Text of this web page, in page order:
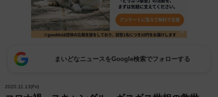
まいどなニュースをGoogle検索でフォローする
2020.11.13(Fri)